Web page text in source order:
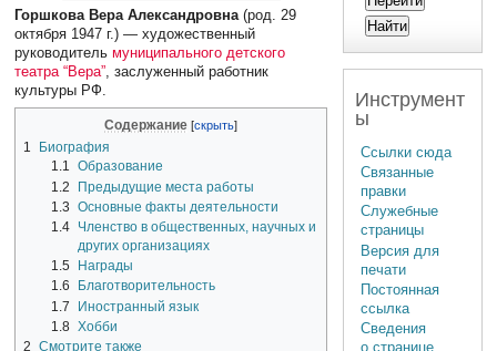
Горшкова Вера Александровна(род. 29
октября 1947 г.) — художественный
руководительмуниципального детского
театра “Вера”, заслуженный работник
культуры РФ.
Содержание
1
Биография
1.1 Образование
1.2
Предыдущие места работы
1.3 Основные факты деятельности
1.4 Членство в общественных, научных и
других организациях
1.5
Награды
1.6
Благотворительность
1.7
Иностранный язык
1.8 Хобби
2
Смотрите также
Инструмент
ы
Ссылки сюда
Связанные
правки
Служебные
страницы
Версия для
печати
Постоянная
ссылка
Сведения
о странице